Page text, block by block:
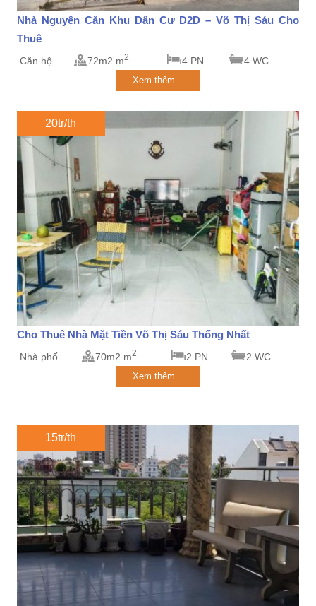
Nhà Nguyên Căn Khu Dân Cư D2D – Võ Thị Sáu Cho
Thuê
Căn hộ 72m2 m2 4 PN 4 WC
Xem thêm...
20tr/th
Cho Thuê Nhà Mặt Tiền Võ Thị Sáu Thống Nhất
Nhà phố 70m2 m2 2 PN 2 WC
Xem thêm...
15tr/th